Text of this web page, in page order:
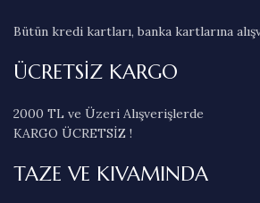
Bütün kredi kartları, banka kartlarına
ÜCRETSİZ KARGO
2000 TL ve Üzeri Alışverişlerde
KARGO ÜCRETSİZ !
TAZE VE KIVAMINDA